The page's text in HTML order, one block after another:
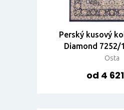
Perský kusový
Diamond 7252/
Osta
od 4